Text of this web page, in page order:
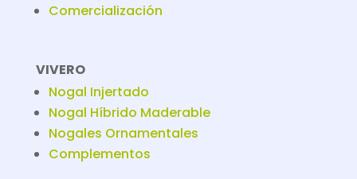
Comercialización
VIVERO
Nogal Injertado
Nogal Híbrido Maderable
Nogales Ornamentales
Complementos